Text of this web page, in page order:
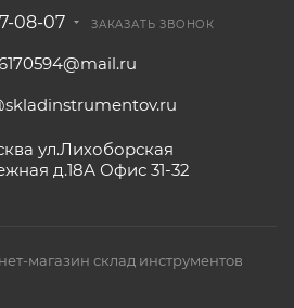
08-07 ЗАКАЗАТЬ ЗВОНОК
ул.Лихоборская
д.18А Офис 31-32
магазин склад инструментов